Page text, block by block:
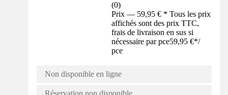
(0)
Prix — 59,95 € * Tous les prix
affichés sont des prix TTC,
frais de livraison en sus si
nécessaire par pce59,95 €*/
pce
Non disponible en ligne